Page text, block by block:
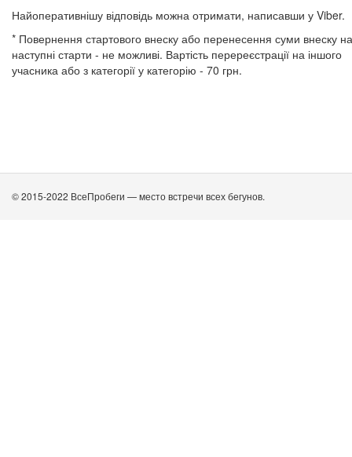
Найоперативнішу відповідь можна отримати, написавши у Viber.
* Повернення стартового внеску або перенесення суми внеску на
наступні старти - не можливі. Вартість перереєстрації на іншого
учасника або з категорії у категорію - 70 грн.
© 2015-2022 ВсеПробеги — место встречи всех бегунов.